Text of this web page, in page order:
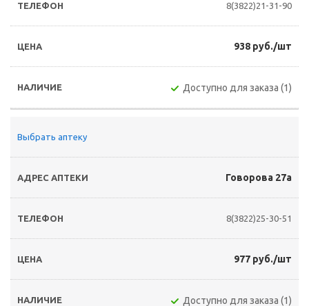
8(3822)21-31-90
938 руб./шт
Доступно для заказа (1)
Выбрать аптеку
Говорова 27а
8(3822)25-30-51
977 руб./шт
Доступно для заказа (1)